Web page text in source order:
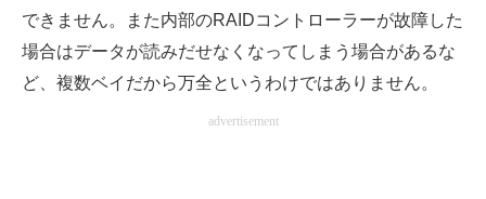
できません。また内部のRAIDコントローラーが故障した
場合はデータが読みだせなくなってしまう場合があるな
ど、複数ベイだから万全というわけではありません。
advertisement